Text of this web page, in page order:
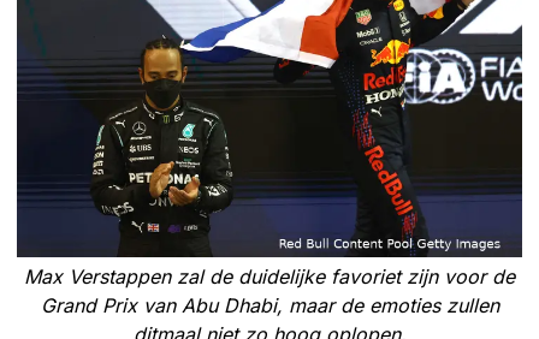
Max Verstappen zal de duidelijke favoriet zijn voor de
Grand Prix van Abu Dhabi, maar de emoties zullen